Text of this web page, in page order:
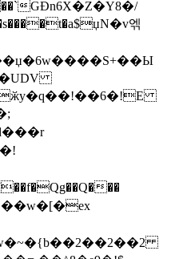
엒
ӂy�q��!��6�!E